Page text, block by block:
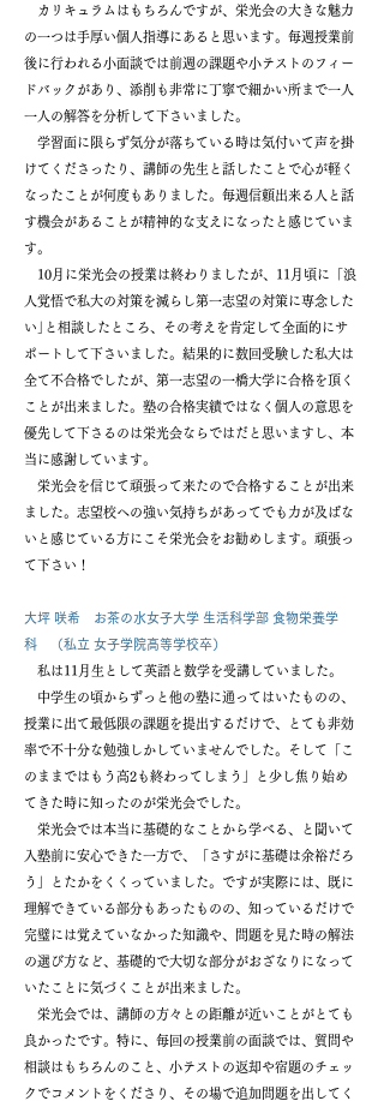
カリキュラムはもちろんですが、栄光会の大きな魅力
の一つは手厚い個人指導にあると思います。毎週授業前
後に行われる小面談では前週の課題や小テストのフィー
ドバックがあり、添削も非常に丁寧で細かい所まで一人
一人の解答を分析して下さいました。
学習面に限らず気分が落ちている時は気付いて声を掛
けてくださったり、講師の先生と話したことで心が軽く
なったことが何度もありました。毎週信頼出来る人と話
す機会があることが精神的な支えになったと感じていま
す。
10月に栄光会の授業は終わりましたが、11月頃に「浪
人覚悟で私大の対策を減らし第一志望の対策に専念した
い｣と相談したところ、その考えを肯定して全面的にサ
ポートして下さいました。結果的に数回受験した私大は
全て不合格でしたが、第一志望の一橋大学に合格を頂く
ことが出来ました。塾の合格実績ではなく個人の意思を
優先して下さるのは栄光会ならではだと思いますし、本
当に感謝しています。
栄光会を信じて頑張って来たので合格することが出来
ました。志望校への強い気持ちがあってでも力が及ばな
いと感じている方にこそ栄光会をお勧めします。頑張っ
て下さい！
大坪 咲希 お茶の水女子大学 生活科学部 食物栄養学
科 （私立 女子学院高等学校卒）
私は11月生として英語と数学を受講していました。
中学生の頃からずっと他の塾に通ってはいたものの、
授業に出て最低限の課題を提出するだけで、とても非効
率で不十分な勉強しかしていませんでした。そして「こ
のままではもう高2も終わってしまう」と少し焦り始め
てきた時に知ったのが栄光会でした。
栄光会では本当に基礎的なことから学べる、と聞いて
入塾前に安心できた一方で、「さすがに基礎は余裕だろ
う」とたかをくくっていました。ですが実際には、既に
理解できている部分もあったものの、知っているだけで
完璧には覚えていなかった知識や、問題を見た時の解法
の選び方など、基礎的で大切な部分がおざなりになって
いたことに気づくことが出来ました。
栄光会では、講師の方々との距離が近いことがとても
良かったです。特に、毎回の授業前の面談では、質問や
相談はもちろんのこと、小テストの返却や宿題のチェッ
クでコメントをくださり、その場で追加問題を出してく